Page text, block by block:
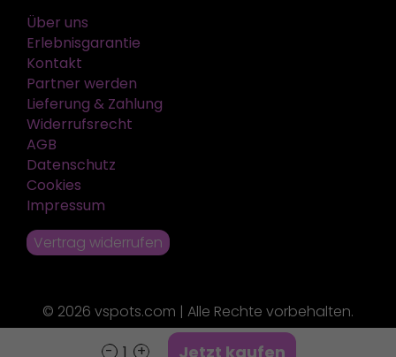
Jetzt kaufen
Über uns
Erlebnisgarantie
Kontakt
Partner werden
Lieferung & Zahlung
Widerrufsrecht
AGB
Datenschutz
Cookies
Impressum
Vertrag widerrufen
© 2026 vspots.com | Alle Rechte vorbehalten.